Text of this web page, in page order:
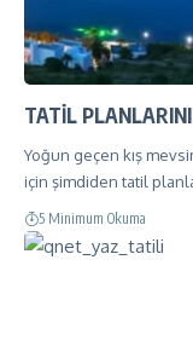
TATİL
Yoğun geçen kış
için şimdiden tatil
5 Minimum Okuma